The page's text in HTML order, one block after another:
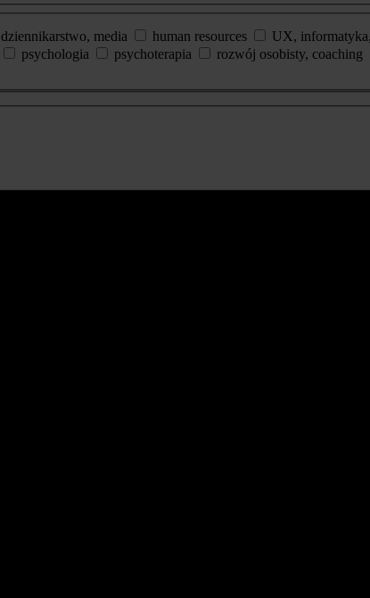
dziennikarstwo, media human resources UX,
psychologia psychoterapia rozwój osobisty, coaching